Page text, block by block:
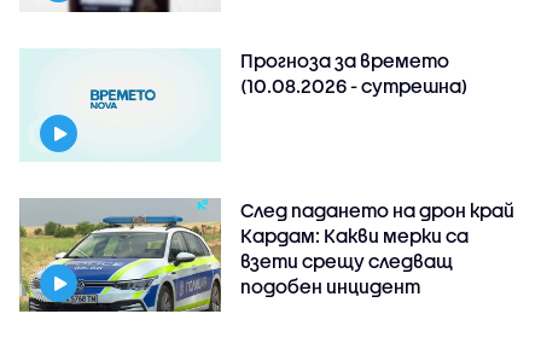
Прогноза за времето
(10.08.2026 - сутрешна)
След падането на дрон край
Кардам: Какви мерки са
взети срещу следващ
подобен инцидент